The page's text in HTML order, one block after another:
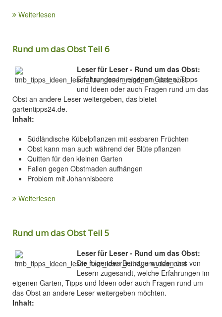
Weiterlesen
Rund um das Obst Teil 6
Leser für Leser - Rund um das Obst:
Erfahrungen im eigenen Garten, Tipps
und Ideen oder auch Fragen rund um das
Obst an andere Leser weitergeben, das bietet
gartentipps24.de.
Inhalt:
Südländische Kübelpflanzen mit essbaren Früchten
Obst kann man auch während der Blüte pflanzen
Quitten für den kleinen Garten
Fallen gegen Obstmaden aufhängen
Problem mit Johannisbeere
Weiterlesen
Rund um das Obst Teil 5
Leser für Leser - Rund um das Obst:
Die folgenden Beiträge wurden uns von
Lesern zugesandt, welche Erfahrungen im
eigenen Garten, Tipps und Ideen oder auch Fragen rund um
das Obst an andere Leser weitergeben möchten.
Inhalt: